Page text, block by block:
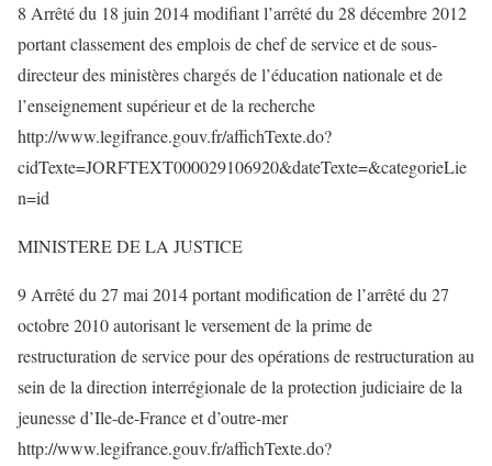
8 Arrêté du 18 juin 2014 modifiant l’arrêté du 28 décembre 2012
portant classement des emplois de chef de service et de sous-
directeur des ministères chargés de l’éducation nationale et de
l’enseignement supérieur et de la recherche
http://www.legifrance.gouv.fr/affichTexte.do?
cidTexte=JORFTEXT000029106920&dateTexte=&categorieLie
n=id
MINISTERE DE LA JUSTICE
9 Arrêté du 27 mai 2014 portant modification de l’arrêté du 27
octobre 2010 autorisant le versement de la prime de
restructuration de service pour des opérations de restructuration au
sein de la direction interrégionale de la protection judiciaire de la
jeunesse d’Ile-de-France et d’outre-mer
http://www.legifrance.gouv.fr/affichTexte.do?